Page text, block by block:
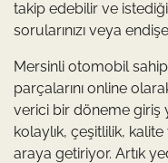
takip edebilir ve
sorularınızı veya
Mersinli otomobil
parçalarını online
verici bir döneme giriş
kolaylık, çeşitlilik,
araya getiriyor. Artık